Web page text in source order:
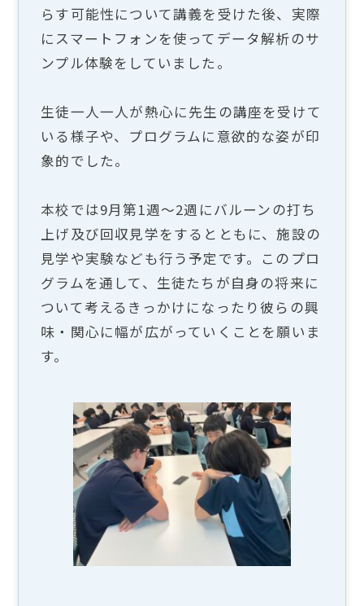
らす可能性について講義を受けた後、実際
にスマートフォンを使ってデータ解析のサ
ンプル体験をしていました。
生徒一人一人が熱心に先生の講座を受けて
いる様子や、プログラムに意欲的な姿が印
象的でした。
本校では9月第1週～2週にバルーンの打ち
上げ及び回収見学をするとともに、施設の
見学や実験なども行う予定です。このプロ
グラムを通して、生徒たちが自身の将来に
ついて考えるきっかけになったり彼らの興
味・関心に幅が広がっていくことを願いま
す。